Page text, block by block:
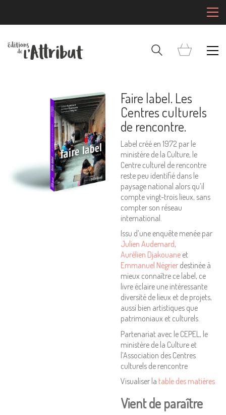
Faire label. Les
Centres culturels
de rencontre.
Label créé en 1972 par le
ministère de la Culture, le
Centre culturel de rencontre
reste peu identifié dans le
paysage national alors qu’il
compte vingt-trois lieux, sans
compter son réseau
international.
Issu d’une enquête menée par
Julien Audemard,
Aurélien Djakouane et
Emmanuel Négrier destinée à
mieux connaître ce label, ce
livre éclaire une intéressante
diversité de lieux et de projets,
aussi bien artistiques que
patrimoniaux et culturels.
Partenariat avec le CEPEL, le
ministère de la Culture et
l’Association des Centres
culturels de rencontre
Visualiser la table des matières
Vient de paraître